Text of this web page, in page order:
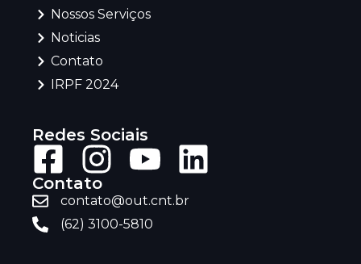
Nossos Serviços
Noticias
Contato
IRPF 2024
Redes Sociais
Contato
contato@out.cnt.br
(62) 3100-5810